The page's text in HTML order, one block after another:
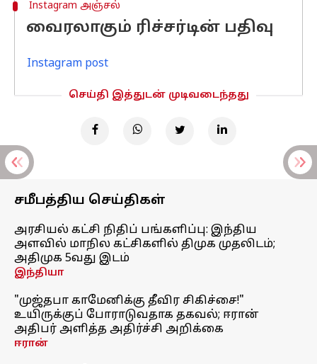
Instagram அஞ்சல்
வைரலாகும் ரிச்சர்டின் பதிவு
Instagram post
செய்தி இத்துடன் முடிவடைந்தது
சமீபத்திய செய்திகள்
அரசியல் கட்சி நிதிப் பங்களிப்பு: இந்திய
அளவில் மாநில கட்சிகளில் திமுக முதலிடம்;
அதிமுக 5வது இடம்
இந்தியா
"முஜ்தபா காமேனிக்கு தீவிர சிகிச்சை!"
உயிருக்குப் போராடுவதாக தகவல்; ஈரான்
அதிபர் அளித்த அதிர்ச்சி அறிக்கை
ஈரான்